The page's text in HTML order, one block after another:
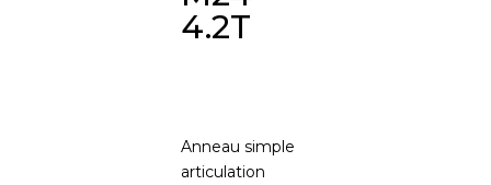
4.2T
Anneau simple
articulation